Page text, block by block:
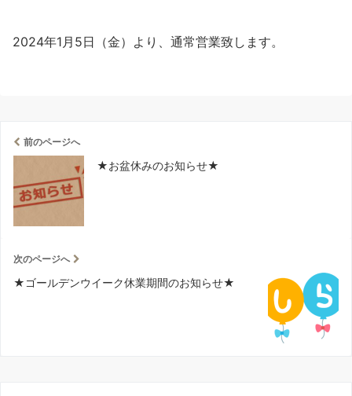
2024年1月5日（金）より、通常営業致します。
前のページへ
★お盆休みのお知らせ★
次のページへ
★ゴールデンウイーク休業期間のお知らせ★